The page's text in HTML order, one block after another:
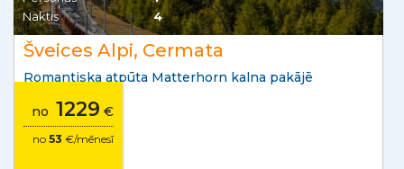
Naktis
4
Šveices Alpi, Cermata
Romantiska atpūta Matterhorn kalna pakājē
no 1229 €
no 53 €/mēnesī